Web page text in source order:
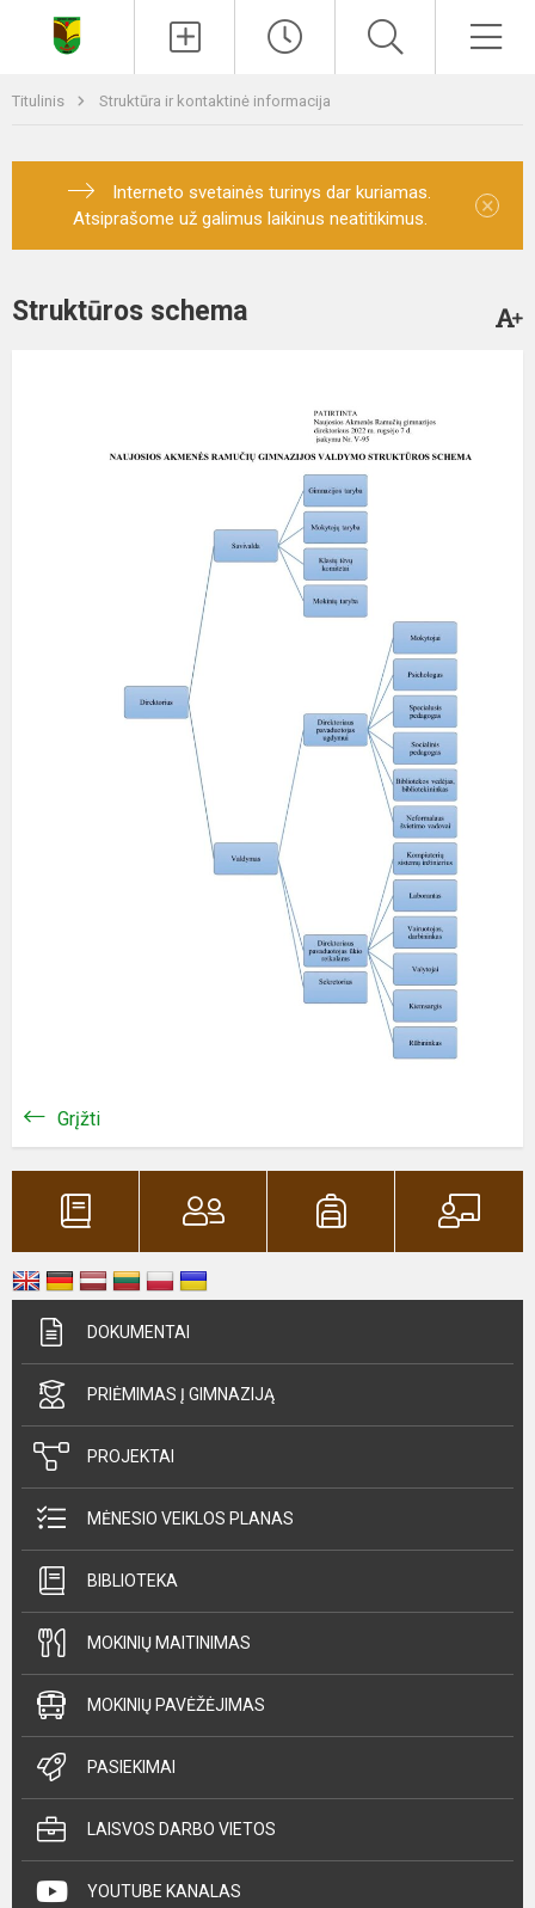
Titulinis Struktūra ir kontaktinė informacija
Interneto svetainės turinys dar kuriamas.
Atsiprašome už galimus laikinus neatitikimus.
×
Struktūros schema
Grįžti
DOKUMENTAI
PRIĖMIMAS Į GIMNAZIJĄ
PROJEKTAI
MĖNESIO VEIKLOS PLANAS
BIBLIOTEKA
MOKINIŲ MAITINIMAS
MOKINIŲ PAVĖŽĖJIMAS
PASIEKIMAI
LAISVOS DARBO VIETOS
YOUTUBE KANALAS